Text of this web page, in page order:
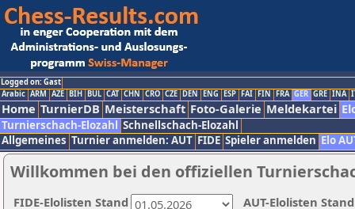
Logged on: Gast
Arabic ARM AZE BIH BUL CAT CHN CRO CZE DEN ENG ESP FAI FIN FRA GER GRE INA
Home TurnierDB Meisterschaft Foto-Galerie Meldekartei
Turnierschach-Elozahl Schnellschach-Elozahl
Allgemeines Turnier anmelden: AUT FIDE Spieler anmelden Elo
Willkommen bei den offiziellen
AUT-Elolisten
FIDE-Elolisten Stand